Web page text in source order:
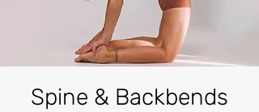
Spine & Backbends